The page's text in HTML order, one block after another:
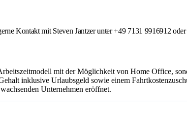
Kontakt mit Steven Jantzer unter +49 7131 9916912
mit der Möglichkeit von Home Office,
inklusive Urlaubsgeld sowie einem
Unternehmen eröffnet.